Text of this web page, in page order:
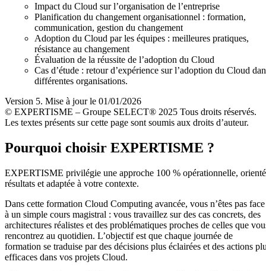
Impact du Cloud sur l’organisation de l’entreprise
Planification du changement organisationnel : formation,
communication, gestion du changement
Adoption du Cloud par les équipes : meilleures pratiques,
résistance au changement
Évaluation de la réussite de l’adoption du Cloud
Cas d’étude : retour d’expérience sur l’adoption du Cloud
différentes organisations.
Version 5. Mise à jour le 01/01/2026
© EXPERTISME – Groupe SELECT® 2025 Tous droits réservés.
Les textes présents sur cette page sont soumis aux droits d’auteur.
Pourquoi choisir EXPERTISME ?
EXPERTISME privilégie une approche 100 % opérationnelle,
résultats et adaptée à votre contexte.
Dans cette formation Cloud Computing avancée, vous n’êtes pas face
à un simple cours magistral : vous travaillez sur des cas concrets, des
architectures réalistes et des problématiques proches de celles que
rencontrez au quotidien. L’objectif est que chaque journée de
formation se traduise par des décisions plus éclairées et des actions
efficaces dans vos projets Cloud.